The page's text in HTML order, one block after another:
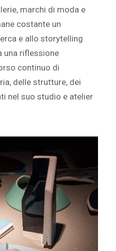
marchi di moda e
costante un
e allo storytelling
una riflessione
continuo di
delle strutture, dei
nel suo studio e atelier